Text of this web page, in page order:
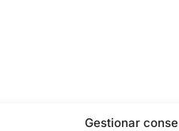
Gestionar